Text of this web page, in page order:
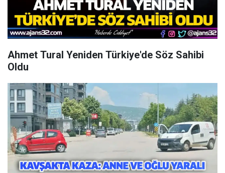
Ahmet Tural Yeniden Türkiye'de Söz Sahibi
Oldu